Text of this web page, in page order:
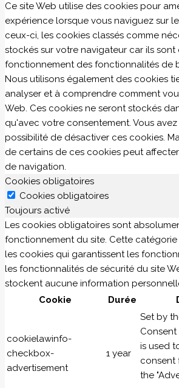
Ce site Web utilise des cookies pour
expérience lorsque vous naviguez sur
ceux-ci, les cookies classés comme
stockés sur votre navigateur car ils sont
fonctionnement des fonctionnalités de
Nous utilisons également des cookies
analyser et à comprendre comment
Web. Ces cookies ne seront stockés
qu'avec votre consentement. Vous
possibilité de désactiver ces cookies.
de certains de ces cookies peut
de navigation.
Cookies obligatoires
Cookies obligatoires
Toujours activé
Les cookies obligatoires sont
fonctionnement du site. Cette
les cookies qui garantissent les
les fonctionnalités de sécurité du site
stockent aucune information
Cookie
Durée
cookielawinfo-
checkbox-
advertisement
1 year
Set by
is used
consent
the